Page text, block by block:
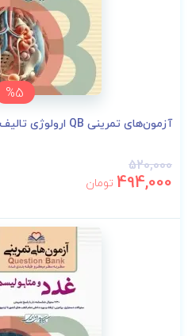
%5
آزمون‌های تمرینی QB ارولوژی تالیف دکتر کامران احمد...
520,000
494,000 تومان